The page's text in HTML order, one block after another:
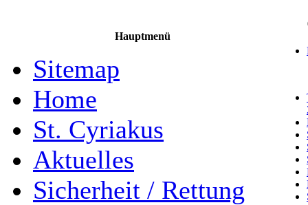
Hauptmenü
Sitemap
Home
St. Cyriakus
Aktuelles
Sicherheit / Rettung